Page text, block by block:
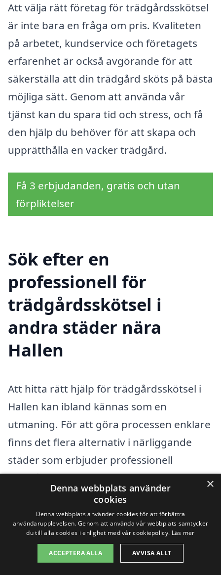
Att välja rätt företag för trädgårdsskötsel
är inte bara en fråga om pris. Kvaliteten
på arbetet, kundservice och företagets
erfarenhet är också avgörande för att
säkerställa att din trädgård sköts på bästa
möjliga sätt. Genom att använda vår
tjänst kan du spara tid och stress, och få
den hjälp du behöver för att skapa och
upprätthålla en vacker trädgård.
Få 3 erbjudanden, gratis och utan
förpliktelser
Sök efter en
professionell för
trädgårdsskötsel i
andra städer nära
Hallen
Att hitta rätt hjälp för trädgårdsskötsel i
Hallen kan ibland kännas som en
utmaning. För att göra processen enklare
finns det flera alternativ i närliggande
städer som erbjuder professionell
trädgårdsskötsel. Oavsett om du behöver
hjälp med gräsklippning, plantering,
beskärning eller allmän skötsel av din
trädgård, kan du lita på att det finns
kompetenta företag redo att assistera
×
Denna webbplats använder
cookies
Denna webbplats använder cookies för att förbättra
användarupplevelsen. Genom att använda vår webbplats samtycker
du till alla cookies i enlighet med vår cookiepolicy. Läs mer
ACCEPTERA ALLA AVVISA ALLT